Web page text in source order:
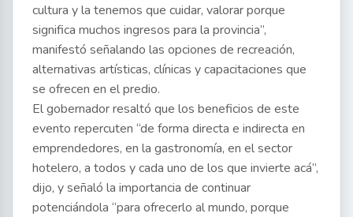
cultura y la tenemos que cuidar, valorar porque
significa muchos ingresos para la provincia”,
manifestó señalando las opciones de recreación,
alternativas artísticas, clínicas y capacitaciones que
se ofrecen en el predio.
El gobernador resaltó que los beneficios de este
evento repercuten “de forma directa e indirecta en
emprendedores, en la gastronomía, en el sector
hotelero, a todos y cada uno de los que invierte acá”,
dijo, y señaló la importancia de continuar
potenciándola “para ofrecerlo al mundo, porque